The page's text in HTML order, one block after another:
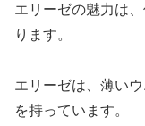
エリーゼの魅力は
ります。
エリーゼは、薄い
を持っています。